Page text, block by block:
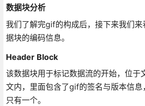
数据块分析
我们了解完gif的构成后，接下来我们
据块的编码信息。
Header Block
该数据块用于标记数据流的开始，位于
文内，里面包含了gif的签名与版本信息
只有一个。